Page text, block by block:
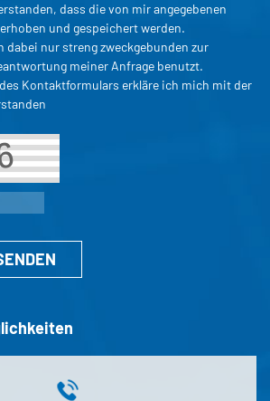
dass die von mir angegebenen
und gespeichert werden.
dabei nur streng zweckgebunden zur
meiner Anfrage benutzt.
Kontaktformulars erkläre ich mich mit der